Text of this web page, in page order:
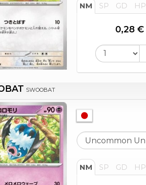
NM SP GD HP
0,28 €
SWOOBAT
NM SP GD HP